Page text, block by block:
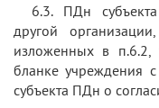
6.3. ПДн
другой
изложенных в п.6.2,
бланке учреждения
субъекта ПДн о